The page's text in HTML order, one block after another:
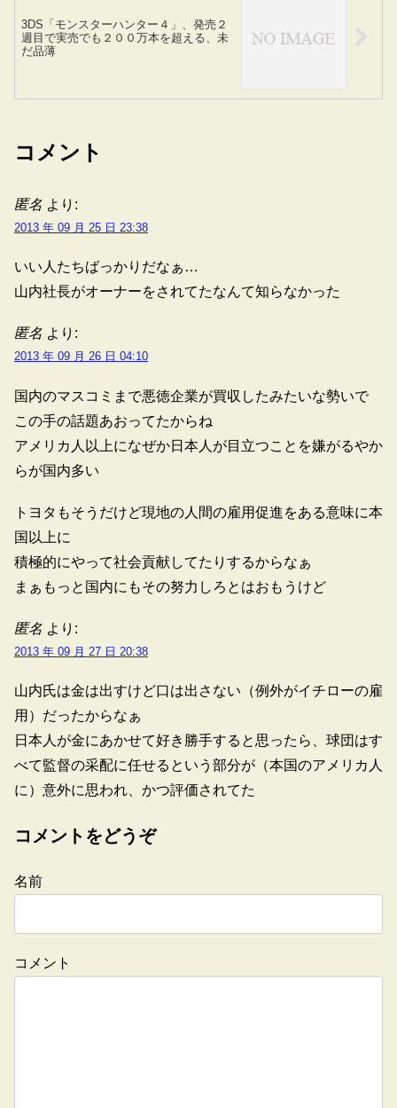
3DS「モンスターハンター４」、発売２
週目で実売でも２００万本を超える、未
だ品薄
コメント
匿名 より:
2013 年 09 月 25 日 23:38
いい人たちばっかりだなぁ…
山内社長がオーナーをされてたなんて知らなかった
匿名 より:
2013 年 09 月 26 日 04:10
国内のマスコミまで悪徳企業が買収したみたいな勢いで
この手の話題あおってたからね
アメリカ人以上になぜか日本人が目立つことを嫌がるやか
らが国内多い
トヨタもそうだけど現地の人間の雇用促進をある意味に本
国以上に
積極的にやって社会貢献してたりするからなぁ
まぁもっと国内にもその努力しろとはおもうけど
匿名 より:
2013 年 09 月 27 日 20:38
山内氏は金は出すけど口は出さない（例外がイチローの雇
用）だったからなぁ
日本人が金にあかせて好き勝手すると思ったら、球団はす
べて監督の采配に任せるという部分が（本国のアメリカ人
に）意外に思われ、かつ評価されてた
コメントをどうぞ
名前
コメント